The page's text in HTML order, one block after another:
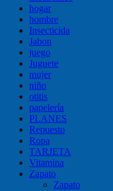
hogar
hombre
Insecticida
Jabon
juego
Juguete
mujer
niño
otitis
papelería
PLANES
Repuesto
Ropa
TARJETA
Vitamina
Zapato
Zapato